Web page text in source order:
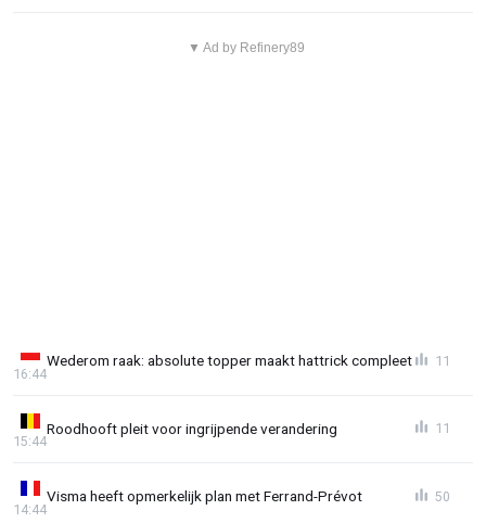
▼ Ad by Refinery89
Wederom raak: absolute topper maakt hattrick compleet
16:44
11
Roodhooft pleit voor ingrijpende verandering
15:44
11
Visma heeft opmerkelijk plan met Ferrand-Prévot
14:44
50